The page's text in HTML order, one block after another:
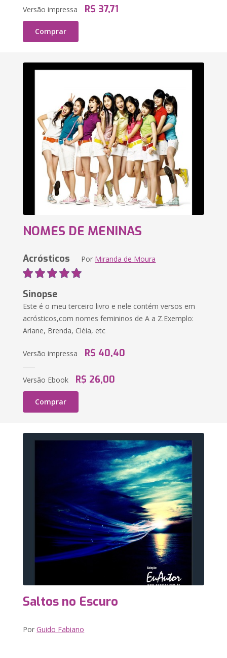
Versão impressa R$ 37,71
Comprar
NOMES DE MENINAS
Acrósticos Por Miranda de Moura
Sinopse
Este é o meu terceiro livro e nele contém versos em
acrósticos,com nomes femininos de A a Z.Exemplo:
Ariane, Brenda, Cléia, etc
Versão impressa R$ 40,40
Versão Ebook R$ 26,00
Comprar
Saltos no Escuro
PorGuido Fabiano